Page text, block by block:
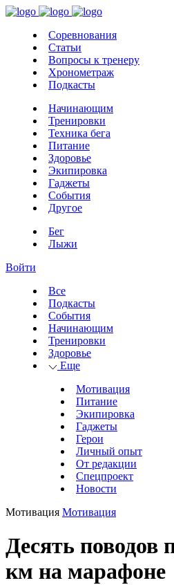
Соревнования
Статьи
Вопросы к тренеру
Хронометраж
Подкасты
Начинающим
Тренировки
Техника бега
Питание
Здоровье
Экипировка
Гаджеты
События
Другое
Бег
Лыжи
Войти
Все
Подкасты
События
Начинающим
Тренировки
Здоровье
Еще
Мотивация
Питание
Экипировка
Гаджеты
Герои
Личный опыт
От редакции
Спецпроект
Новости
Мотивация Мотивация
Десять поводов
км на марафоне